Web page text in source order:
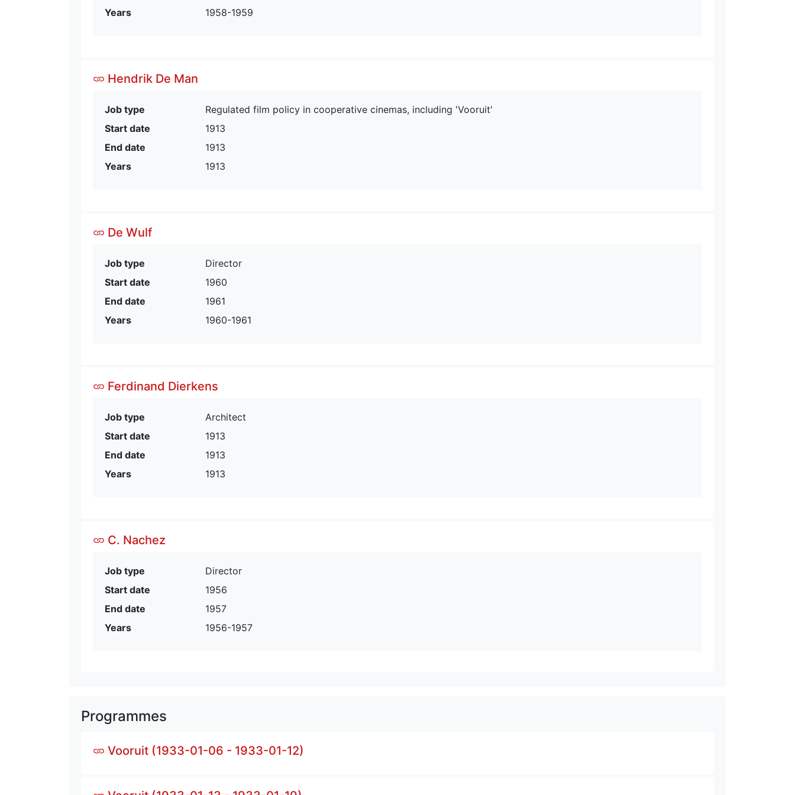
Years 1958-1959
Hendrik De Man
Job type
Regulated film policy in cooperative cinemas, including 'Vooruit'
Start date
1913
End date
1913
Years
1913
De Wulf
Job type
Director
Start date
1960
End date
1961
Years
1960-1961
Ferdinand Dierkens
Job type
Architect
Start date
1913
End date
1913
Years
1913
C. Nachez
Job type
Director
Start date
1956
End date
1957
Years
1956-1957
Programmes
Vooruit (1933-01-06 - 1933-01-12)